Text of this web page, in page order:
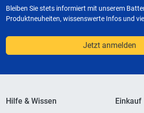
Bleiben Sie stets informiert mit unserem
Produktneuheiten, wissenswerte Infos und
Jetzt anmelden
Hilfe & Wissen Einkauf